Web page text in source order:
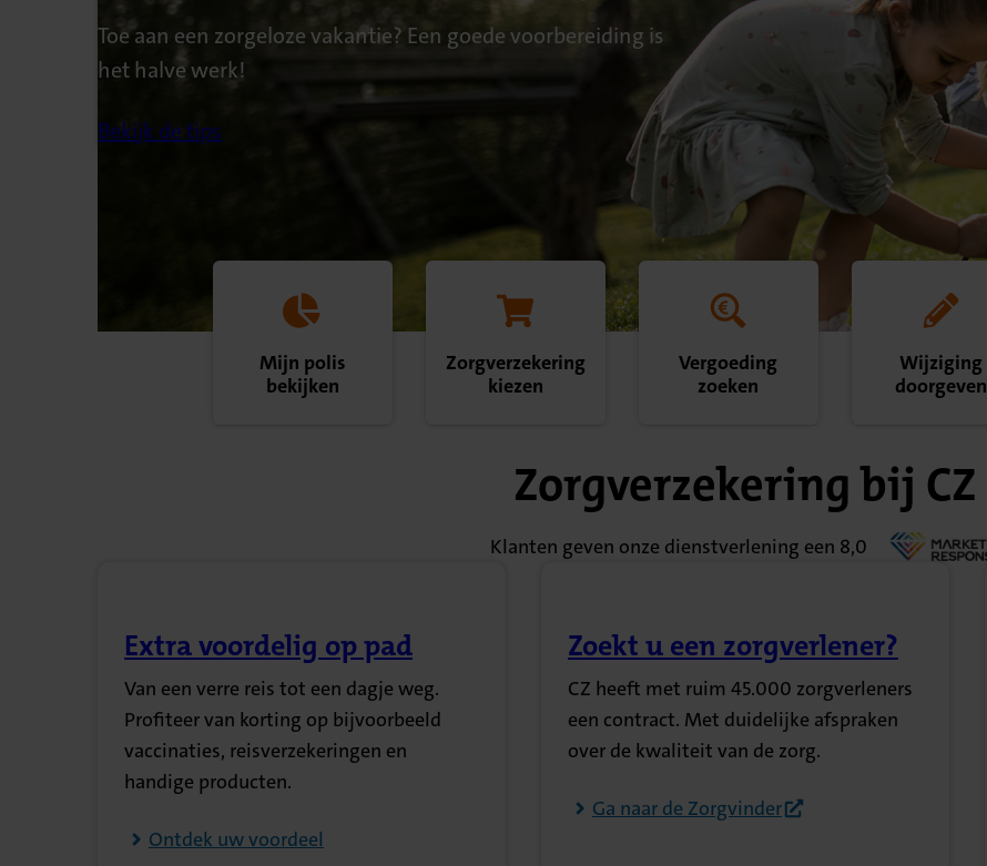
Toe aan een zorgeloze vakantie? Een goede voorbereiding is
het halve werk!
Bekijk de tips
Mijn polis
bekijken
Zorgverzekering
kiezen
Vergoeding
zoeken
Wijziging
doorgeven
Zorgverzekering bij CZ
Klanten geven onze dienstverlening een 8,0
Extra voordelig op pad
(Opent in nieuw tabblad)
Van een verre reis tot een dagje weg.
Profiteer van korting op bijvoorbeeld
vaccinaties, reisverzekeringen en
handige producten.
Ontdek uw voordeel
Zoekt u een zorgverlener?
(Opent in nieuw tabblad)
CZ heeft met ruim 45.000 zorgverleners
een contract. Met duidelijke afspraken
over de kwaliteit van de zorg.
Ga naar de Zorgvinder